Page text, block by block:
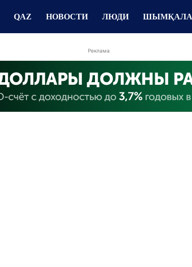
QAZ НОВОСТИ ЛЮДИ ШЫМҚАЛА
Реклама